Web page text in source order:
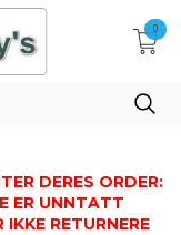
0
DERES ORDER:
ER UNNTATT
RETURNERE